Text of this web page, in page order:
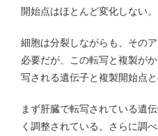
開始点はほとんど変化しない。
細胞は分裂しながらも、その
必要だが、この転写と複製が
写される遺伝子と複製開始点と
まず肝臓で転写されている遺
く調整されている。さらに調